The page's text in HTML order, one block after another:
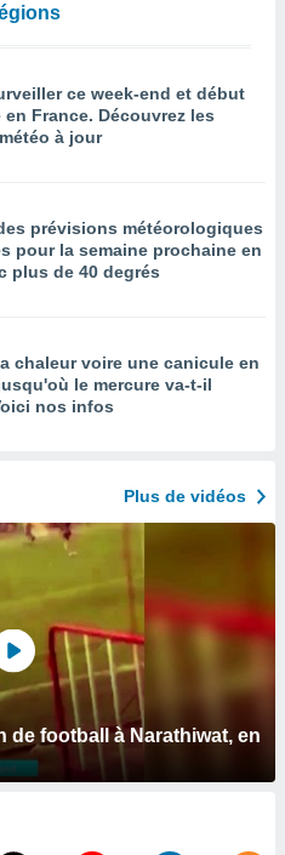
ce week-end et début
en France. Découvrez les
à jour
prévisions météorologiques
pour la semaine prochaine en
plus de 40 degrés
chaleur voire une canicule en
le mercure va-t-il
nos infos
Plus de vidéos
de football à Narathiwat, en